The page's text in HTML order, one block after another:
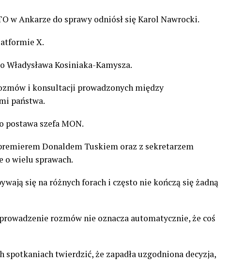
w Ankarze do sprawy odniósł się Karol Nawrocki.
X.
Kosiniaka-Kamysza.
i konsultacji prowadzonych między
państwa.
postawa szefa MON.
Donaldem Tuskiem oraz z sekretarzem
o wielu sprawach.
się na różnych forach i często nie kończą się żadną
rozmów nie oznacza automatycznie, że coś
spotkaniach twierdzić, że zapadła uzgodniona decyzja,